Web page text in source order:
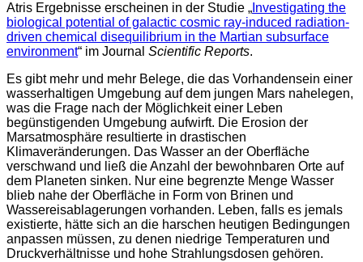
Atris Ergebnisse erscheinen in der Studie „ Investigating the
biological potential of galactic cosmic ray-induced radiation-
driven chemical disequilibrium in the Martian subsurface
environment“ im Journal Scientific Reports.
Es gibt mehr und mehr Belege, die das Vorhandensein einer
wasserhaltigen Umgebung auf dem jungen Mars nahelegen,
was die Frage nach der Möglichkeit einer Leben
begünstigenden Umgebung aufwirft. Die Erosion der
Marsatmosphäre resultierte in drastischen
Klimaveränderungen. Das Wasser an der Oberfläche
verschwand und ließ die Anzahl der bewohnbaren Orte auf
dem Planeten sinken. Nur eine begrenzte Menge Wasser
blieb nahe der Oberfläche in Form von Brinen und
Wassereisablagerungen vorhanden. Leben, falls es jemals
existierte, hätte sich an die harschen heutigen Bedingungen
anpassen müssen, zu denen niedrige Temperaturen und
Druckverhältnisse und hohe Strahlungsdosen gehören.